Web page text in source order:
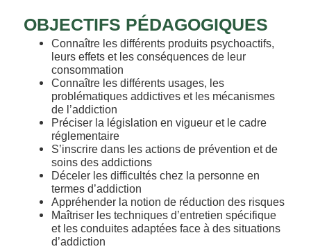
OBJECTIFS PÉDAGOGIQUES
Connaître les différents produits psychoactifs,
leurs effets et les conséquences de leur
consommation
Connaître les différents usages, les
problématiques addictives et les mécanismes
de l’addiction
Préciser la législation en vigueur et le cadre
réglementaire
S’inscrire dans les actions de prévention et de
soins des addictions
Déceler les difficultés chez la personne en
termes d’addiction
Appréhender la notion de réduction des risques
Maîtriser les techniques d’entretien spécifique
et les conduites adaptées face à des situations
d’addiction